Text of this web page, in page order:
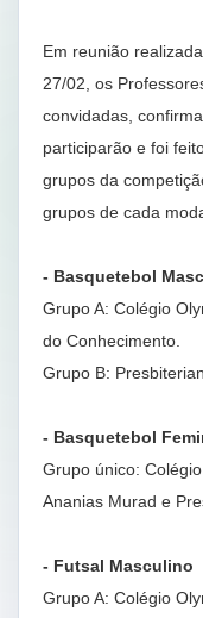
Em reunião
27/02, os
convidadas,
participarão e foi
grupos da
grupos de cada
- Basquetebol
Grupo A: Colégio
do Conhecimento.
Grupo B:
- Basquetebol
Grupo único:
Ananias Murad e
- Futsal Masculino
Grupo A: Colégio